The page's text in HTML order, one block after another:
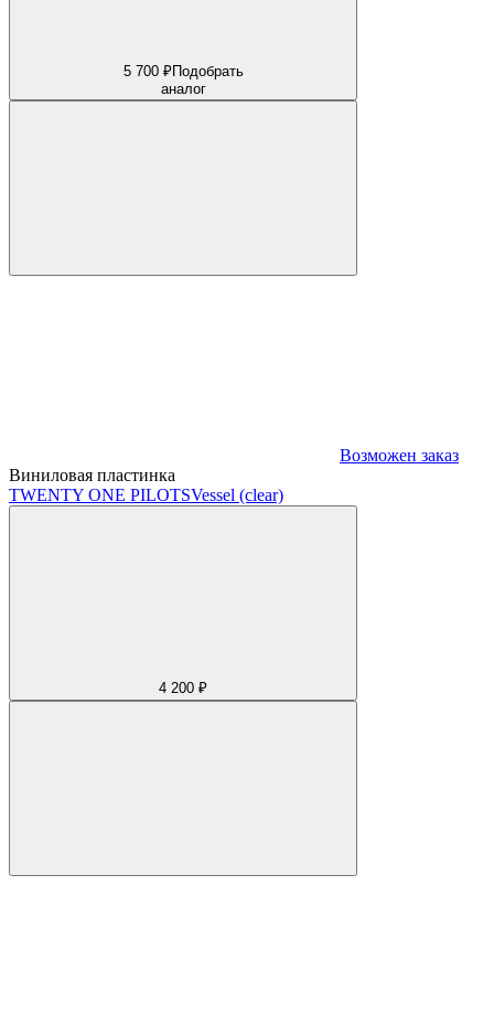
5 700 ₽Подобрать
аналог
Возможен заказ
Виниловая пластинка
TWENTY ONE PILOTSVessel (clear)
4 200 ₽